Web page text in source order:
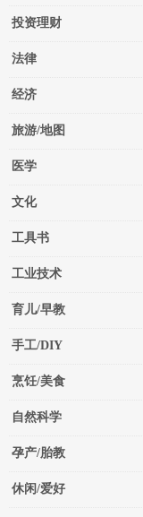
投资理财
法律
经济
旅游/地图
医学
文化
工具书
工业技术
育儿/早教
手工/DIY
烹饪/美食
自然科学
孕产/胎教
休闲/爱好